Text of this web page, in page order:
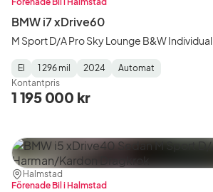
BMW i7 xDrive60
M Sport D/A Pro Sky Lounge B&W Individual
Fuel
Type:
El
Mätarställning:
1 296 mil
Model
Year:
2024
Gearbox
Type:
Automat
Kontantpris
1 195 000 kr
Plats:
Halmstad
Återförsäljare:
Förenade Bil i Halmstad